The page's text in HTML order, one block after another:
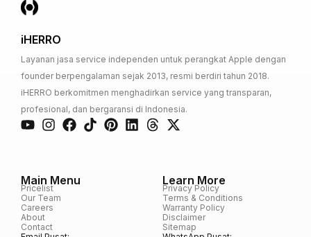
iHERRO
Layanan jasa service independen untuk perangkat Apple dengan
founder berpengalaman sejak 2013, resmi berdiri tahun 2018.
iHERRO berkomitmen menghadirkan service yang transparan,
profesional, dan bergaransi di Indonesia.
Main Menu
Pricelist
Our Team
Careers
About
Contact
Learn More
Privacy Policy
Terms & Conditions
Warranty Policy
Disclaimer
Sitemap